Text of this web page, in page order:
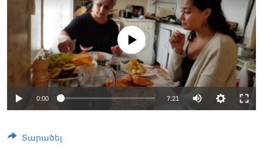
ԼեզուներNo media source currently available
0:00 7:21
Տարածել